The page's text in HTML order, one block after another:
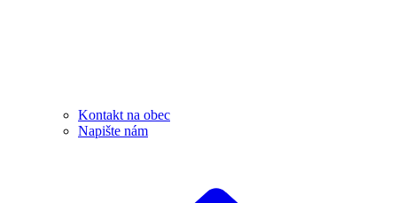
Kontakt na obec
Napište nám